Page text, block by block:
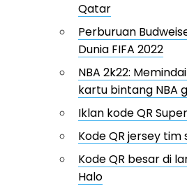
Qatar
Perburuan
Dunia FIFA 2022
NBA 2k22:
kartu bintang NBA
Iklan kode QR
Kode QR jersey tim
Kode QR besar di
Halo